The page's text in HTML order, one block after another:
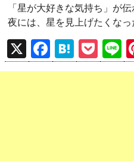
「星が大好きな気持ち」が伝
夜には、星を見上げたくな
X
F
a
H
at
P
o
n